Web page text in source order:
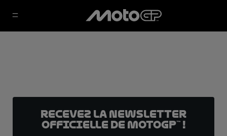
Recevez la Newsletter
officielle de MotoGP™ !